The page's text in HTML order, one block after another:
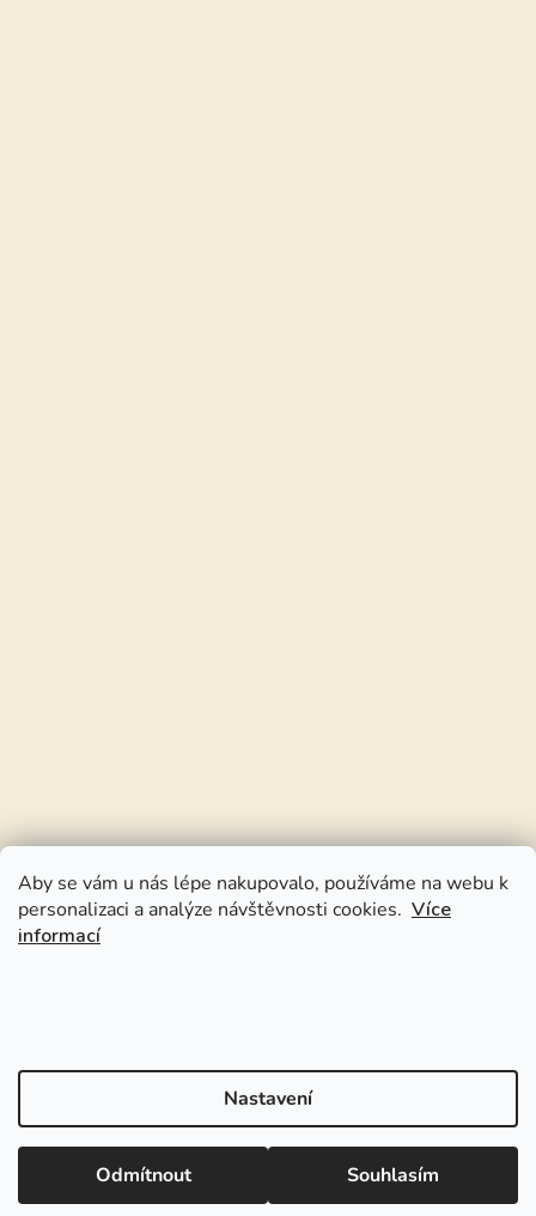
Aby se vám u nás lépe nakupovalo, používáme na webu k
personalizaci a analýze návštěvnosti cookies. Více
informací
Nastavení
Odmítnout Souhlasím